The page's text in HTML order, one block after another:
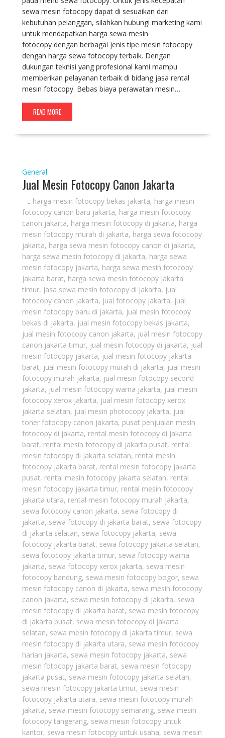
sewa mesin fotocopy dapat di sesuaikan dari
kebutuhan pelanggan, silahkan hubungi marketing kami
untuk mendapatkan harga sewa mesin
fotocopy dengan berbagai jenis tipe mesin fotocopy
dengan harga sewa fotocopy terbaik. Dengan
dukungan teknisi yang profesional kami mampu
memberikan pelayanan terbaik di bidang jasa rental
mesin fotocopy. Bebas biaya perawatan mesin…
READ MORE
General
Jual Mesin Fotocopy Canon Jakarta
harga mesin fotocopy bekas jakarta, harga mesin
fotocopy canon baru jakarta, harga mesin fotocopy
canon jakarta, harga mesin fotocopy di jakarta, harga
mesin fotocopy murah di jakarta, harga sewa fotocopy
jakarta, harga sewa mesin fotocopy canon di jakarta,
harga sewa mesin fotocopy di jakarta, harga sewa
mesin fotocopy jakarta, harga sewa mesin fotocopy
jakarta barat, harga sewa mesin fotocopy jakarta
timur, jasa sewa mesin fotocopy di jakarta, jual
fotocopy canon jakarta, jual fotocopy jakarta, jual
mesin fotocopy baru di jakarta, jual mesin fotocopy
bekas di jakarta, jual mesin fotocopy bekas jakarta,
jual mesin fotocopy canon jakarta, jual mesin fotocopy
canon jakarta timur, jual mesin fotocopy di jakarta, jual
mesin fotocopy jakarta, jual mesin fotocopy jakarta
barat, jual mesin fotocopy murah di jakarta, jual mesin
fotocopy murah jakarta, jual mesin fotocopy second
jakarta, jual mesin fotocopy warna jakarta, jual mesin
fotocopy xerox jakarta, jual mesin fotocopy xerox
jakarta selatan, jual mesin photocopy jakarta, jual
toner fotocopy canon jakarta, pusat penjualan mesin
fotocopy di jakarta, rental mesin fotocopy di jakarta
barat, rental mesin fotocopy di jakarta pusat, rental
mesin fotocopy di jakarta selatan, rental mesin
fotocopy jakarta barat, rental mesin fotocopy jakarta
pusat, rental mesin fotocopy jakarta selatan, rental
mesin fotocopy jakarta timur, rental mesin fotocopy
jakarta utara, rental mesin fotocopy murah jakarta,
sewa fotocopy canon jakarta, sewa fotocopy di
jakarta, sewa fotocopy di jakarta barat, sewa fotocopy
di jakarta selatan, sewa fotocopy jakarta, sewa
fotocopy jakarta barat, sewa fotocopy jakarta selatan,
sewa fotocopy jakarta timur, sewa fotocopy warna
jakarta, sewa fotocopy xerox jakarta, sewa mesin
fotocopy bandung, sewa mesin fotocopy bogor, sewa
mesin fotocopy canon di jakarta, sewa mesin fotocopy
canon jakarta, sewa mesin fotocopy di jakarta, sewa
mesin fotocopy di jakarta barat, sewa mesin fotocopy
di jakarta pusat, sewa mesin fotocopy di jakarta
selatan, sewa mesin fotocopy di jakarta timur, sewa
mesin fotocopy di jakarta utara, sewa mesin fotocopy
harian jakarta, sewa mesin fotocopy jakarta, sewa
mesin fotocopy jakarta barat, sewa mesin fotocopy
jakarta pusat, sewa mesin fotocopy jakarta selatan,
sewa mesin fotocopy jakarta timur, sewa mesin
fotocopy jakarta utara, sewa mesin fotocopy murah
jakarta, sewa mesin fotocopy semarang, sewa mesin
fotocopy tangerang, sewa mesin fotocopy untuk
kantor, sewa mesin fotocopy untuk usaha, sewa mesin